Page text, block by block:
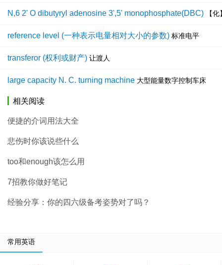
N,6 2' O dibutyryl adenosine 3',5' monophosphate(DBC) 【
reference level (一种表示电量相对大小的参数) 标准电平
transferor (权利或财产) 让渡人
large capacity N. C. turning machine 大型能量数字控制车床
相关阅读
便捷的介词用法大全
悲伤时你该说些什么
too和enough该怎么用
7招教你做好笔记
经验分享：你的四六级备考姿势对了吗？
常用英语